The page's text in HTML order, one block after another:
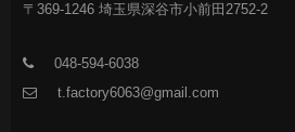
〒369-1246 埼玉県深谷市小前田2752-2
048-594-6038
t.factory6063@gmail.com